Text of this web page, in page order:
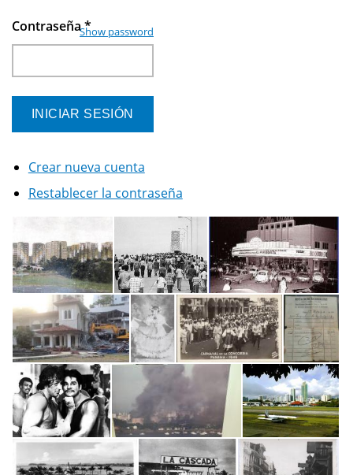
Contraseña*
Show password
Crear nueva cuenta
Restablecer la contraseña